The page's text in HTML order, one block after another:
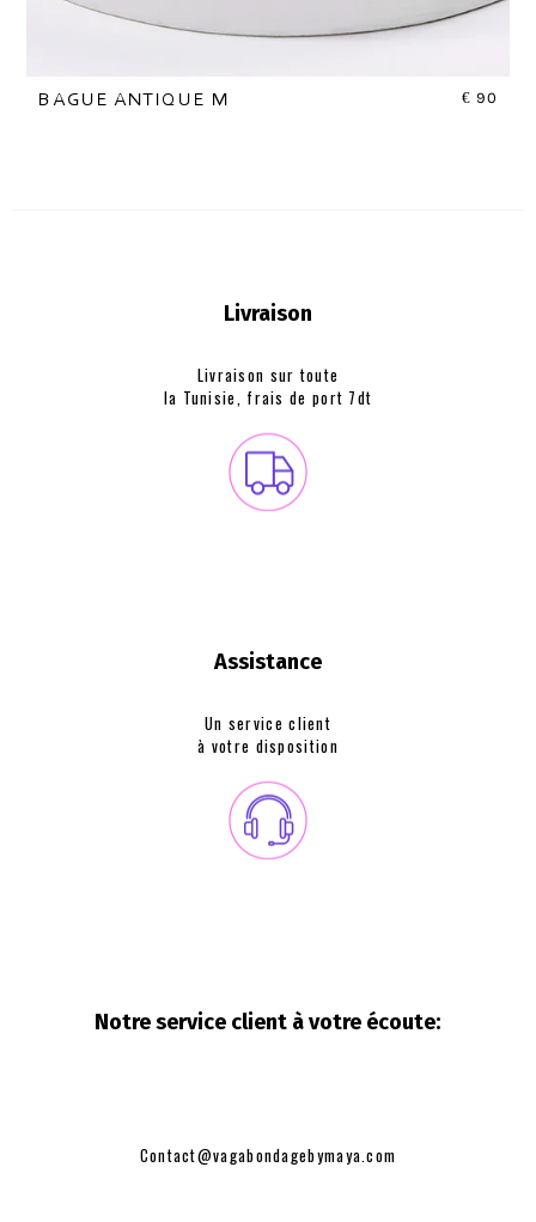
BAGUE ANTIQUE M € 90
Livraison
Livraison sur toute
la Tunisie, frais de port 7dt
Assistance
Un service client
à votre disposition
Notre service client à votre écoute:
Contact@vagabondagebymaya.com